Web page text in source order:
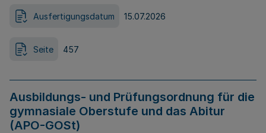
Ausfertigungsdatum 15.07.2026
Seite 457
Ausbildungs- und Prüfungsordnung für die
gymnasiale Oberstufe und das Abitur
(APO-GOSt)